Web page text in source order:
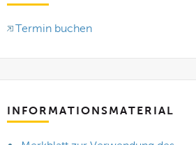
Termin buchen
INFORMATIONSMATERIAL